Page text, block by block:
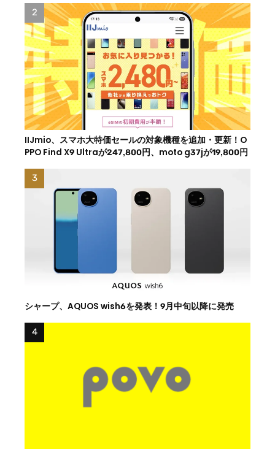
IIJmio、スマホ大特価セールの対象機種を追加・更新！O
PPO Find X9 Ultraが247,800円、moto g37jが19,800円
シャープ、AQUOS wish6を発表！9月中旬以降に発売